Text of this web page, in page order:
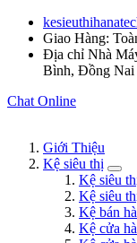
Giao Hàng:
Địa chỉ Nhà
Bình, Đồng Nai
Chat Online
Giới Thiệu
Kệ siêu thị
Kệ siêu
Kệ siêu
Kệ bán
Kệ cửa